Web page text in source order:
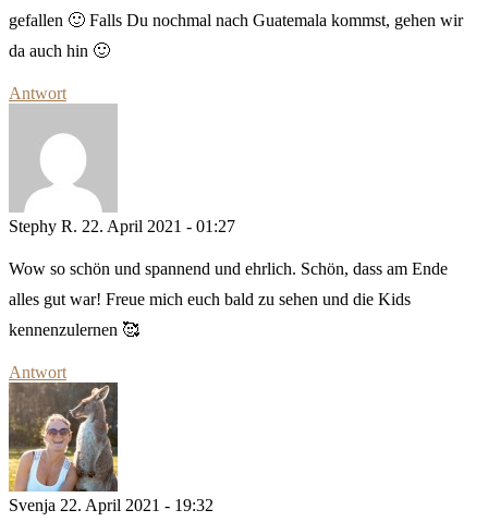
gefallen 🙂 Falls Du nochmal nach Guatemala kommst, gehen wir
da auch hin 🙂
Antwort
Stephy R. 22. April 2021 - 01:27
Wow so schön und spannend und ehrlich. Schön, dass am Ende
alles gut war! Freue mich euch bald zu sehen und die Kids
kennenzulernen 🥰
Antwort
Svenja 22. April 2021 - 19:32